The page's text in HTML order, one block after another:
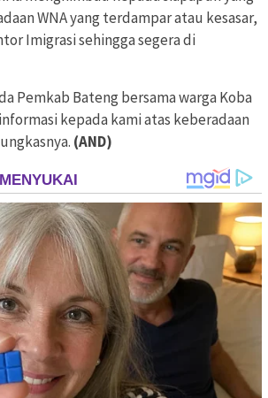
WNA yang terdampar atau kesasar,
Imigrasi sehingga segera di
Pemkab Bateng bersama warga Koba
kepada kami atas keberadaan
(AND)